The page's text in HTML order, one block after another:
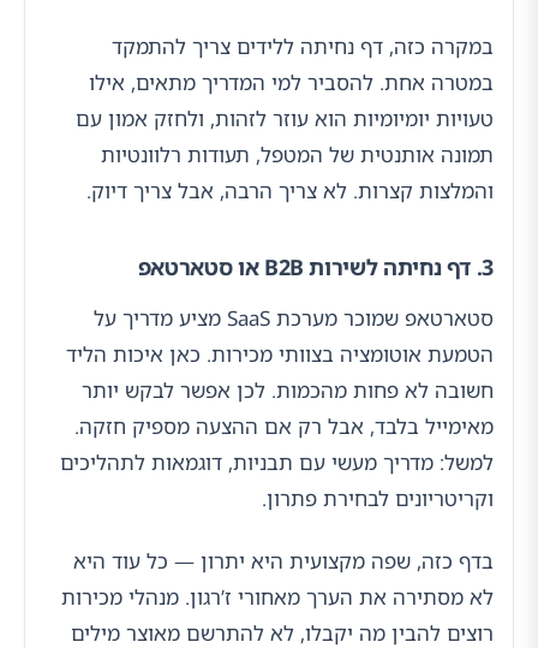
במקרה כזה, דף נחיתה ללידים צריך להתמקד
במטרה אחת. להסביר למי המדריך מתאים, אילו
טעויות יומיומיות הוא עוזר לזהות, ולחזק אמון עם
תמונה אותנטית של המטפל, תעודות רלוונטיות
והמלצות קצרות. לא צריך הרבה, אבל צריך דיוק.
3. דף נחיתה לשירות B2B או סטארטאפ
סטארטאפ שמוכר מערכת SaaS מציע מדריך על
הטמעת אוטומציה בצוותי מכירות. כאן איכות הליד
חשובה לא פחות מהכמות. לכן אפשר לבקש יותר
מאימייל בלבד, אבל רק אם ההצעה מספיק חזקה.
למשל: מדריך מעשי עם תבניות, דוגמאות לתהליכים
וקריטריונים לבחירת פתרון.
בדף כזה, שפה מקצועית היא יתרון — כל עוד היא
לא מסתירה את הערך מאחורי ז’רגון. מנהלי מכירות
רוצים להבין מה יקבלו, לא להתרשם מאוצר מילים